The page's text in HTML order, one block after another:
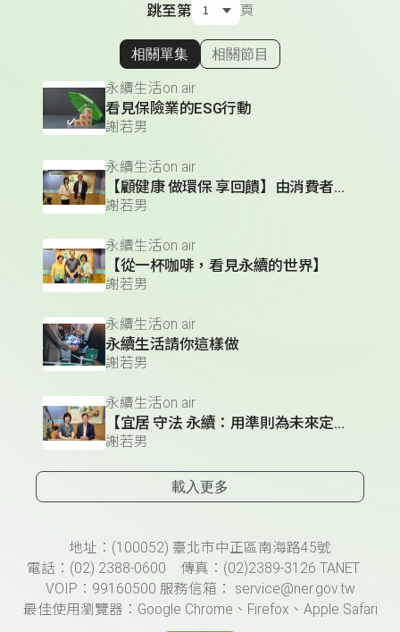
跳至第 頁
顯示相關單集
相關單集 相關節目
永續生活on air
看見保險業的ESG行動
謝若男
永續生活on air
【顧健康 做環保 享回饋】由消費者帶動的低碳科技商機
謝若男
永續生活on air
【從一杯咖啡，看見永續的世界】
謝若男
永續生活on air
永續生活請你這樣做
謝若男
永續生活on air
【宜居 守法 永續：用準則為未來定錨】
謝若男
載入更多
頁尾資訊地址：(100052) 臺北市中正區南海路45號
電話：(02) 2388-0600 傳真：(02)2389-3126 TANET
VOIP：99160500 服務信箱： service@ner.gov.tw
最佳使用瀏覽器：Google Chrome、Firefox、Apple Safari